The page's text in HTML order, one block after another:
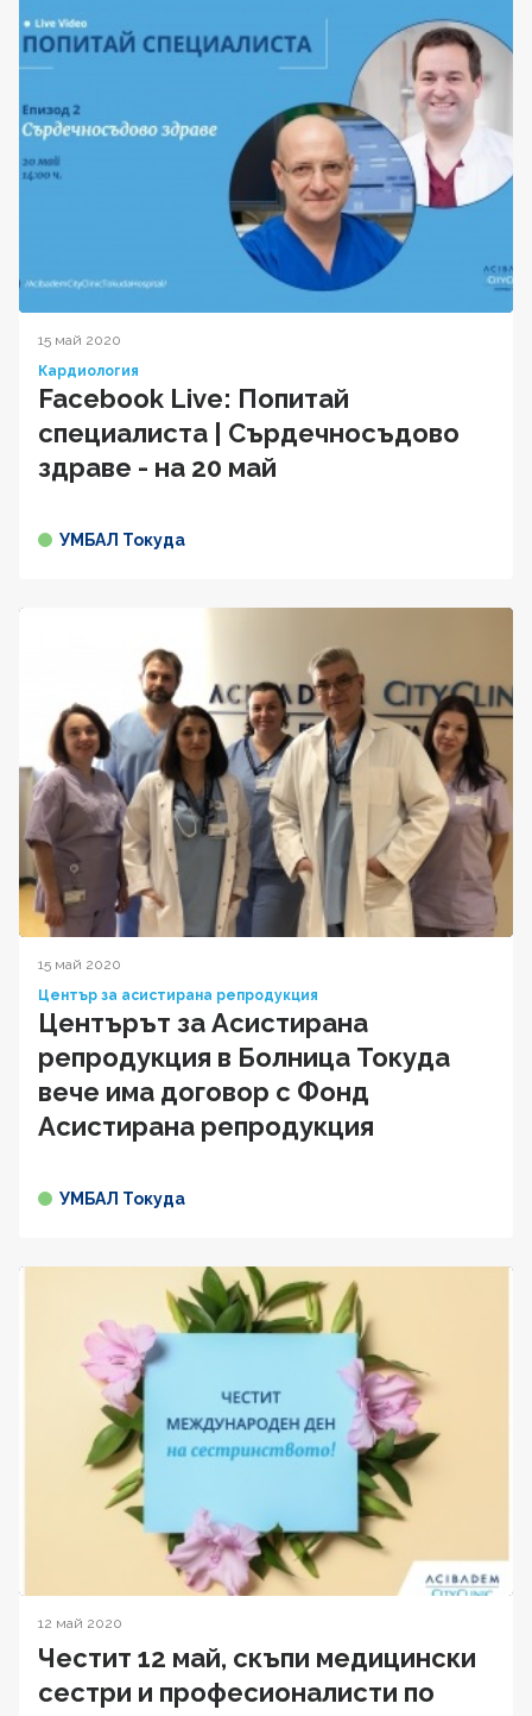
15 май 2020
Кардиология
Facebook Live: Попитай
специалиста | Сърдечносъдово
здраве - на 20 май
УМБАЛ Токуда
15 май 2020
Център за асистирана репродукция
Центърът за Асистирана
репродукция в Болница Токуда
вече има договор с Фонд
Асистирана репродукция
УМБАЛ Токуда
12 май 2020
Честит 12 май, скъпи медицински
сестри и професионалисти по